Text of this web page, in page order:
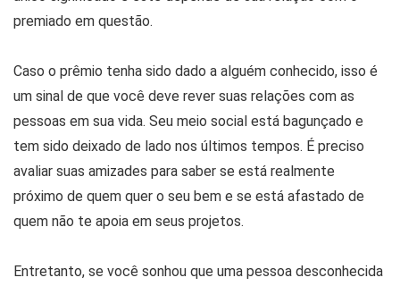
premiado em questão.
Caso o prêmio tenha sido dado a alguém conhecido, isso é
um sinal de que você deve rever suas relações com as
pessoas em sua vida. Seu meio social está bagunçado e
tem sido deixado de lado nos últimos tempos. É preciso
avaliar suas amizades para saber se está realmente
próximo de quem quer o seu bem e se está afastado de
quem não te apoia em seus projetos.
Entretanto, se você sonhou que uma pessoa desconhecida